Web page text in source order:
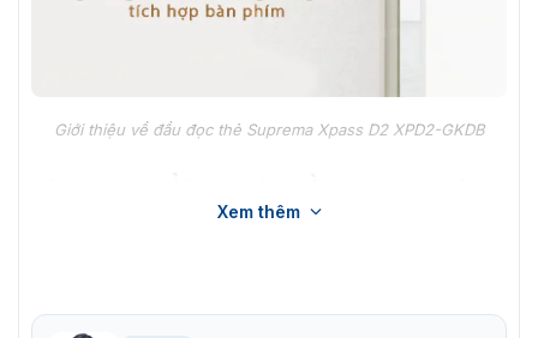
Giới thiệu về đầu đọc thẻ Suprema Xpass D2 XPD2-GKDB
công với những tính năng vượt trội:
Xem thêm